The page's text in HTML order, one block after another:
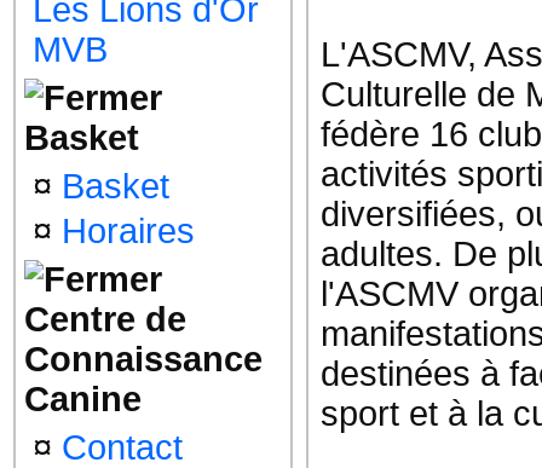
Les Lions d'Or
MVB
Basket
¤ Basket
¤ Horaires
Centre de
Connaissance
Canine
¤ Contact
L'ASCMV,
Culturelle de
fédère 16
activités
diversifiées,
adultes. De
l'ASCMV
destinées à
sport et à la